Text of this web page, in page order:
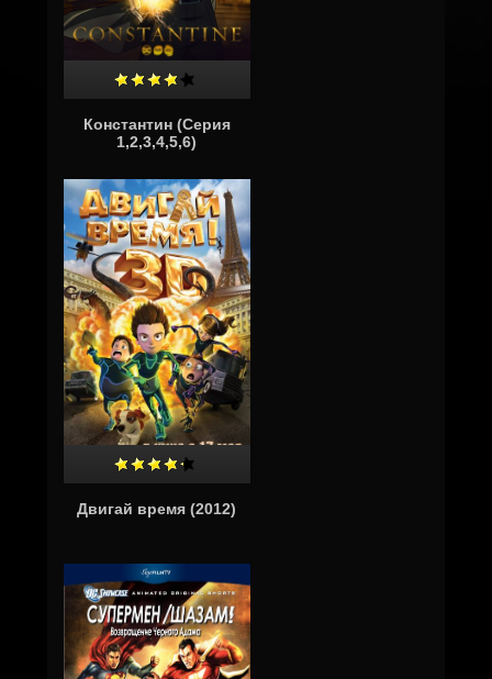
Константин (Серия
1,2,3,4,5,6)
Двигай время (2012)